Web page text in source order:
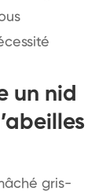
un nid
gris-